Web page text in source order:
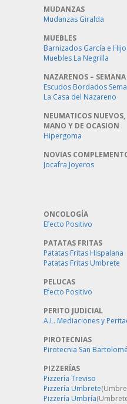
MUDANZAS
Mudanzas Giralda
MUEBLES
Barnizados García e
Muebles La Negrilla
NAZARENOS –
Escudos Bordados
La Casa del Nazareno
NEUMATICOS
MANO Y DE OCASION
Hipergoma
NOVIAS
Jocafra Joyeros
ONCOLOGÍA
Efecto Positivo
PATATAS FRITAS
Patatas Fritas Hispalana
Patatas Fritas Umbrete
PELUCAS
Efecto Positivo
PERITO JUDICIAL
A.L. Mediaciones y
PIROTECNIAS
Pirotecnia San Bartolomé
PIZZERÍAS
Pizzería Treviso
Pizzería Umbrete
Pizzería Umbría